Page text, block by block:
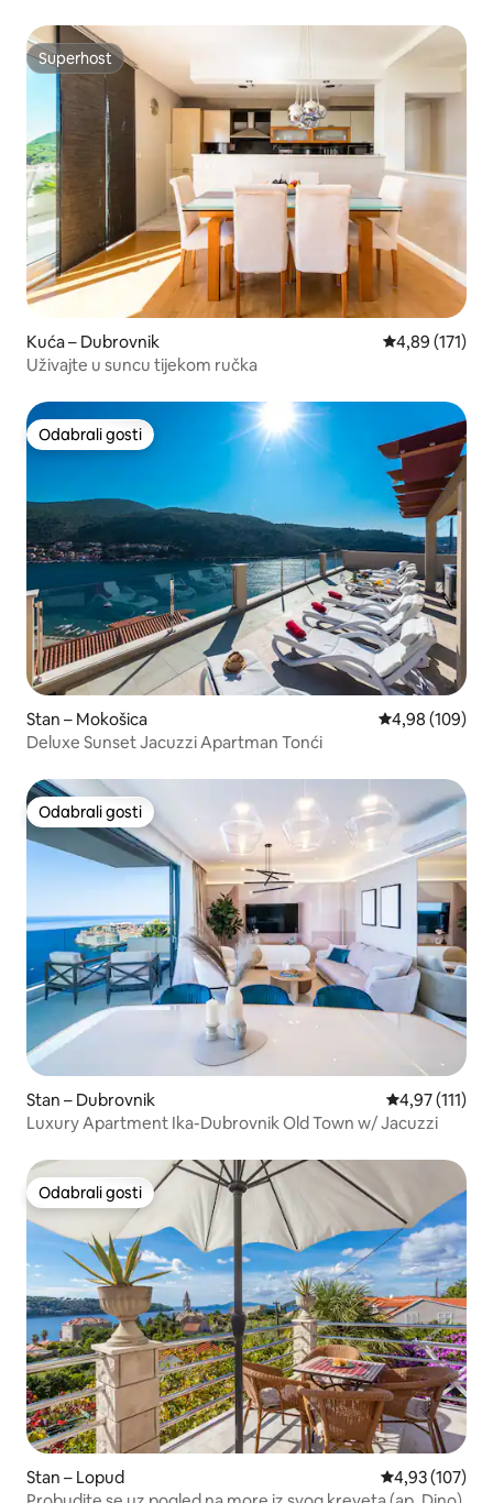
Superhost
Superhost
Kuća – Dubrovnik Prosječna
4,89 (171)
Uživajte u suncu tijekom ručka
Odabrali gosti
Odabrali gosti
Stan – Mokošica Prosječna
4,98 (109)
Deluxe Sunset Jacuzzi Apartman Tonći
Odabrali gosti
Odabrali gosti
Stan – Dubrovnik Prosječna
4,97 (111)
Luxury Apartment Ika-Dubrovnik Old Town w/ Jacuzzi
Odabrali gosti
Odabrali gosti
Stan – Lopud Prosječna
4,93 (107)